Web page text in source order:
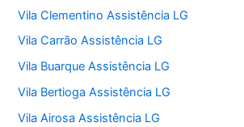
Vila Clementino Assistência LG
Vila Carrão Assistência LG
Vila Buarque Assistência LG
Vila Bertioga Assistência LG
Vila Airosa Assistência LG